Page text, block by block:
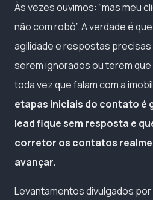
Às vezes ouvimos: “mas meu
não com robô”. A verdade é
agilidade e respostas precisas
serem ignorados ou terem
toda vez que falam com a
etapas iniciais do contato é
lead fique sem resposta e
corretor os contatos
avançar.
Levantamentos divulgados